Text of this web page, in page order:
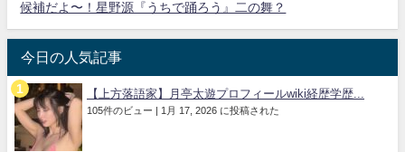
候補だよ〜！星野源『うちで踊ろう』二の舞？
今日の人気記事
【上方落語家】月亭太遊プロフィールwiki経歴学歴...
105件のビュー | 1月 17, 2026 に投稿された